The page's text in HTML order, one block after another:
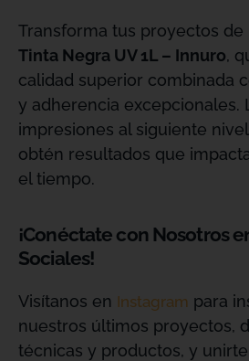
Transforma tus proyectos
Tinta Negra UV 1L – Innuro,
calidad superior combinada
y adherencia excepcionales.
impresiones al siguiente
obtén resultados que
el tiempo.
¡Conéctate con Nosotros
Sociales!
Visítanos en Instagram para
nuestros últimos proyectos,
técnicas y productos, y